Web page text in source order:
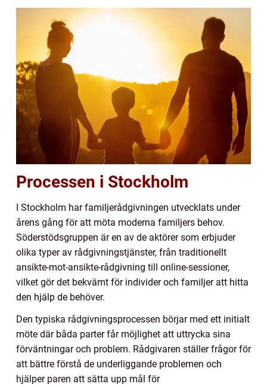
Processen i Stockholm
I Stockholm har familjerådgivningen utvecklats under
årens gång för att möta moderna familjers behov.
Söderstödsgruppen är en av de aktörer som erbjuder
olika typer av rådgivningstjänster, från traditionellt
ansikte-mot-ansikte-rådgivning till online-sessioner,
vilket gör det bekvämt för individer och familjer att hitta
den hjälp de behöver.
Den typiska rådgivningsprocessen börjar med ett initialt
möte där båda parter får möjlighet att uttrycka sina
förväntningar och problem. Rådgivaren ställer frågor för
att bättre förstå de underliggande problemen och
hjälper paren att sätta upp mål för